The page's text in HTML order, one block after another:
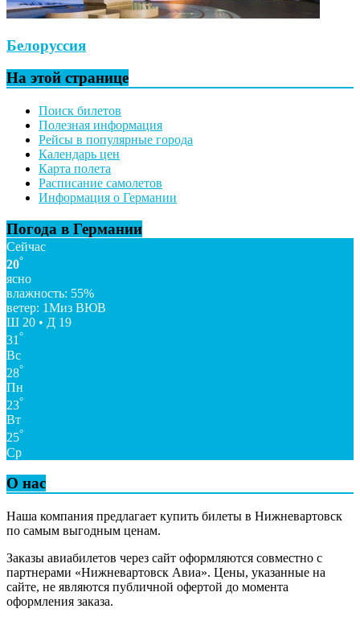
Белоруссия
На этой странице
Поиск билетов
Полезная информация
Рейсы в популярные города
Календарь цен
Карта полета
Расписание самолетов
Информация о Германии
Погода в Германии
Сейчас
20°
ясно
влажность: 55%
ветер: 1Миз ВЮВ
Ш 20 • Д 19
31°
Вс
28°
Пн
23°
Вт
25°
Ср
О нас
Наша компания предлагает купить билеты в Нижневартовск
по самым выгодным ценам.
Заказы авиабилетов через сайт оформляются совместно с
партнерами «Нижневартовск Авиа». Цены, указанные на
сайте, не являются публичной офертой до момента
оформления заказа.